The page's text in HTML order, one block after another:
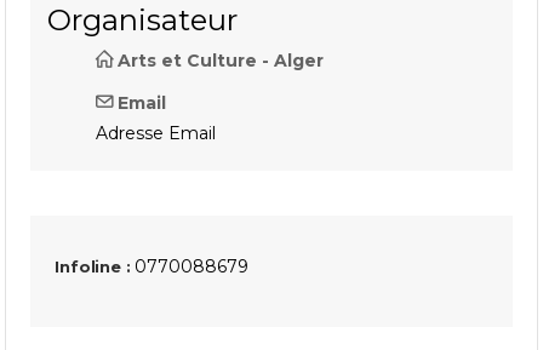
Organisateur
Arts et Culture - Alger
Email
Adresse Email
Infoline : 0770088679